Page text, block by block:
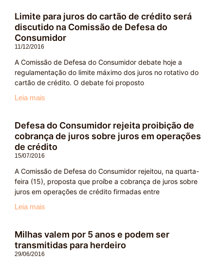
Limite para juros do cartão de crédito será
discutido na Comissão de Defesa do
Consumidor
11/12/2016
A Comissão de Defesa do Consumidor debate hoje a
regulamentação do limite máximo dos juros no rotativo do
cartão de crédito. O debate foi proposto
Leia mais
Defesa do Consumidor rejeita proibição de
cobrança de juros sobre juros em operações
de crédito
15/07/2016
A Comissão de Defesa do Consumidor rejeitou, na quarta-
feira (15), proposta que proíbe a cobrança de juros sobre
juros em operações de crédito firmadas entre
Leia mais
Milhas valem por 5 anos e podem ser
transmitidas para herdeiro
29/06/2016